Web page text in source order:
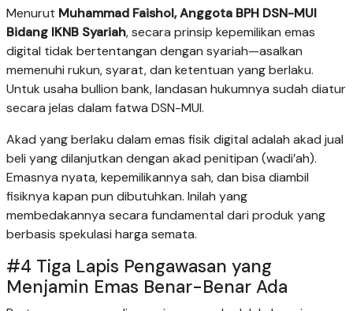
Menurut Muhammad Faishol, Anggota BPH DSN-MUI
Bidang IKNB Syariah, secara prinsip kepemilikan emas
digital tidak bertentangan dengan syariah—asalkan
memenuhi rukun, syarat, dan ketentuan yang berlaku.
Untuk usaha bullion bank, landasan hukumnya sudah diatur
secara jelas dalam fatwa DSN-MUI.
Akad yang berlaku dalam emas fisik digital adalah akad jual
beli yang dilanjutkan dengan akad penitipan (wadi’ah).
Emasnya nyata, kepemilikannya sah, dan bisa diambil
fisiknya kapan pun dibutuhkan. Inilah yang
membedakannya secara fundamental dari produk yang
berbasis spekulasi harga semata.
#4 Tiga Lapis Pengawasan yang
Menjamin Emas Benar-Benar Ada